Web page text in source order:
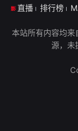
直播 排行榜
本站所有内容均
源，未